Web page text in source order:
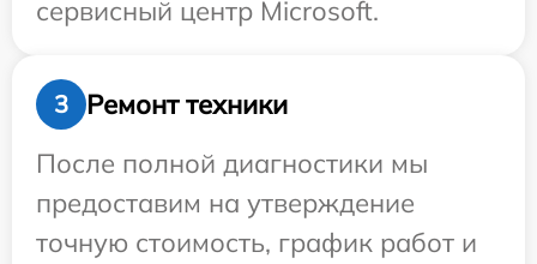
сервисный центр Microsoft.
3
Ремонт техники
После полной диагностики мы
предоставим на утверждение
точную стоимость, график работ и